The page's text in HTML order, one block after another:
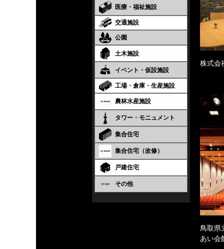
医療・福祉施設
交通施設
公園
土木施設
イベント・仮設施設
工場・倉庫・生産施設
農林水産施設
タワー・モニュメント
集合住宅
集合住宅（改修）
戸建住宅
その他
株式会
鳥取県
あい会